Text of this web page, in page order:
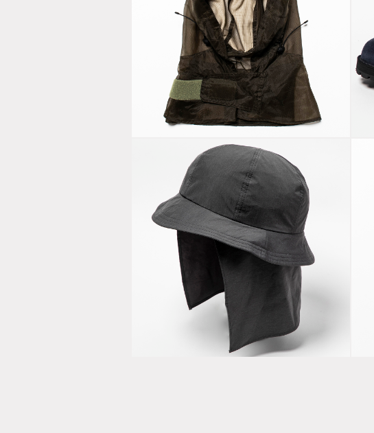
Rip Stop Mesh
“Bugs Off”
Hoodie Khaki
Nylon Shade
Cover Hat
Charcoal